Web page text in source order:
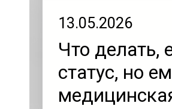
13.05.2026
Что делать,
статус, но